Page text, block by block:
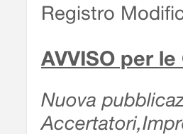
Registro
AVVISO per
Nuova